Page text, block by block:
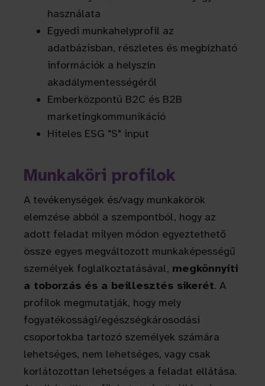
használata
Egyedi munkahelyprofil az
adatbázisban, részletes és megbízható
információk a helyszín
akadálymentességéről
Emberközpontú B2C és B2B
marketingkommunikáció
Hiteles ESG "S" input
Munkaköri profilok
A tevékenységek és/vagy munkakörök
elemzése abból a szempontból, hogy az
adott feladat milyen módon egyeztethető
össze egyes megváltozott munkaképességű
személyek foglalkoztatásával, megkönnyíti
a toborzás és a beillesztés sikerét. A
profilok megmutatják, hogy mely
fogyatékossági/egészségkárosodási
csoportokba tartozó személyek számára
lehetséges, nem lehetséges, vagy csak
korlátozottan lehetséges a feladat ellátása.